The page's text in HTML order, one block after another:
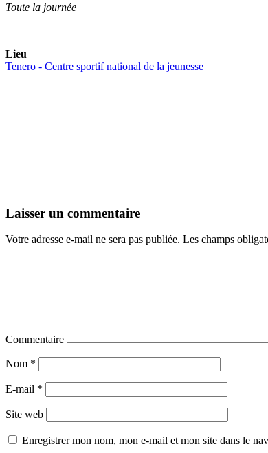
Toute la journée
Lieu
Tenero - Centre sportif national de la jeunesse
Laisser un commentaire
Votre adresse e-mail ne sera pas publiée. Les champs
Commentaire
Nom *
E-mail *
Site web
Enregistrer mon nom, mon e-mail et mon site dans le